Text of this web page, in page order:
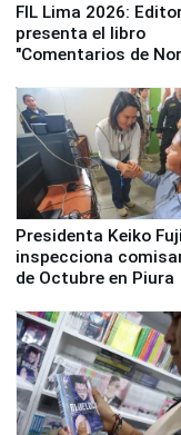
FIL Lima 2026:
presenta el libro
"Comentarios de
Derecho Colectivo"
Presidenta Keiko Fujimori,
inspecciona
de Octubre en Piura